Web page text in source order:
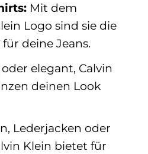
Mit dem
Logo sind sie die
deine Jeans.
elegant, Calvin
deinen Look
Lederjacken oder
Klein bietet für